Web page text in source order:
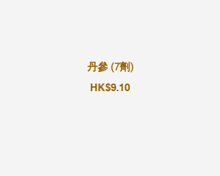
丹參 (7劑)
HK$9.10